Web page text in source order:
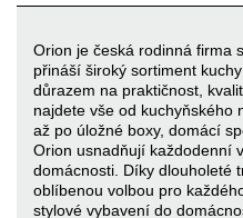
Orion je česká rodinná firma
přináší široký sortiment
důrazem na praktičnost,
najdete vše od kuchyňského
až po úložné boxy, domácí
Orion usnadňují každodenní
domácnosti. Díky dlouholeté
oblíbenou volbou pro
stylové vybavení do